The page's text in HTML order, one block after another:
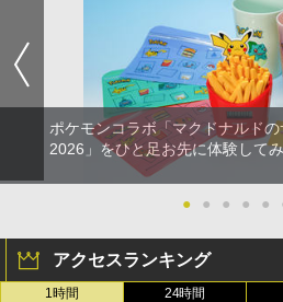
ポケモンコラボ「マクドナルド
2026」をひと足お先に体験して
● ● ● ● ●
アクセスランキング
1時間 24時間